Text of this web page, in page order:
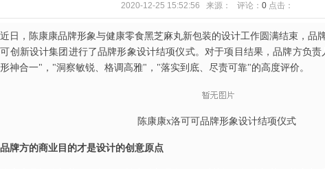
2020-12-25 15:52:56 来源： 评论： 0点击：
近日，陈康康品牌形象与健康零食黑芝麻丸新包装的设计工作圆满结束，品
创新设计集团进行了品牌形象设计结项仪式。对于项目结果，品牌方负
神合一"，"洞察敏锐、格调高雅"，"落实到底、尽责可靠"的高度评价。
陈康康x洛可可品牌形象设计结项仪式
品牌方的商业目的才是设计的创意原点